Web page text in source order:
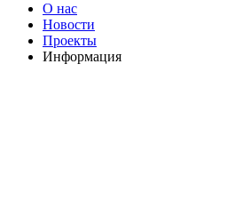
О нас
Новости
Проекты
Информация